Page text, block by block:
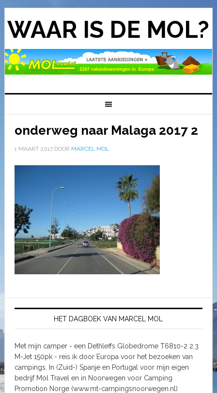
WAAR IS DE MOL?
onderweg naar Malaga 2017 2
1 MAART 2017DOOR MARCEL MOL
HET DAGBOEK VAN MARCEL MOL
Met mijn camper - een Dethleffs Globedrome T6810-2 2.3
M-Jet 150pk - reis ik door Europa voor het bezoeken van
campings. In (Zuid-) Spanje en Portugal voor mijn eigen
bedrijf Mol Travel en in Noorwegen voor Camping
Promotion Norge (www.mt-campingsnoorwegen.nl)